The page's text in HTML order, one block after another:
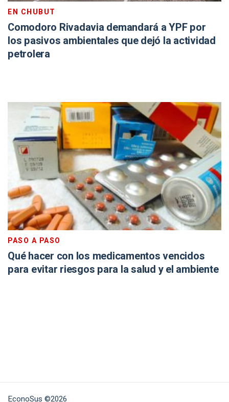
EN CHUBUT
Comodoro Rivadavia demandará a YPF por
los pasivos ambientales que dejó la actividad
petrolera
PASO A PASO
Qué hacer con los medicamentos vencidos
para evitar riesgos para la salud y el ambiente
EconoSus ©2026